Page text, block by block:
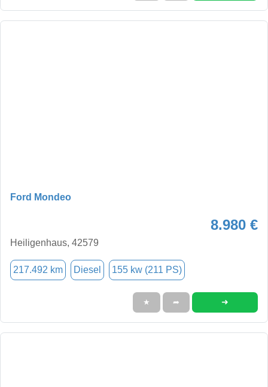
Ford Mondeo
8.980 €
Heiligenhaus, 42579
217.492 km Diesel 155 kw (211 PS)
★ ➦ ➜